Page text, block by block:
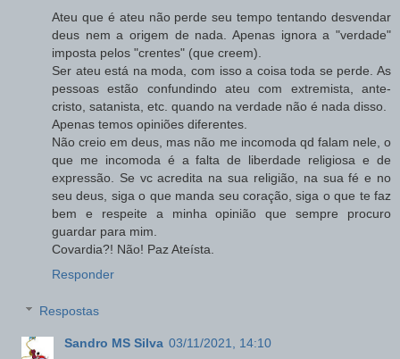
Ateu que é ateu não perde seu tempo tentando desvendar
deus nem a origem de nada. Apenas ignora a "verdade"
imposta pelos "crentes" (que creem).
Ser ateu está na moda, com isso a coisa toda se perde. As
pessoas estão confundindo ateu com extremista, ante-
cristo, satanista, etc. quando na verdade não é nada disso.
Apenas temos opiniões diferentes.
Não creio em deus, mas não me incomoda qd falam nele, o
que me incomoda é a falta de liberdade religiosa e de
expressão. Se vc acredita na sua religião, na sua fé e no
seu deus, siga o que manda seu coração, siga o que te faz
bem e respeite a minha opinião que sempre procuro
guardar para mim.
Covardia?! Não! Paz Ateísta.
Responder
Respostas
Sandro MS Silva 03/11/2021, 14:10